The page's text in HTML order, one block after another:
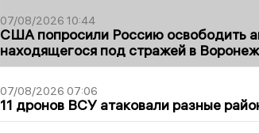
07/08/2026 10:44
США попросили Россию освободить
находящегося под стражей в
07/08/2026 07:06
11 дронов ВСУ атаковали разные